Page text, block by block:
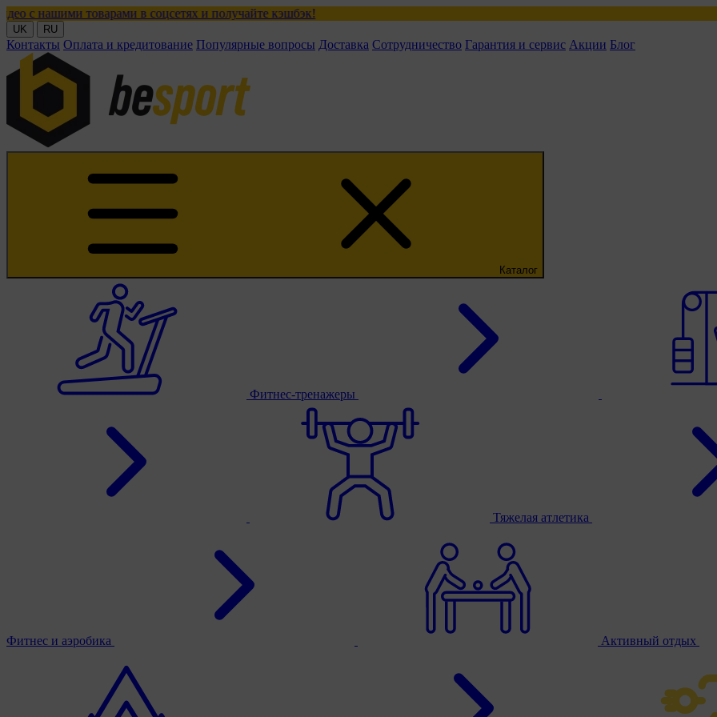
в соцсетях и получайте кэшбэк!
UK RU
Контакты Оплата и кредитование Популярные вопросы Доставка Сотрудничество Гарантия и сервис Акции Блог
Каталог
Фитнес-тренажеры
Тяжелая атлетика
Фитнес и аэробика Активный отдых